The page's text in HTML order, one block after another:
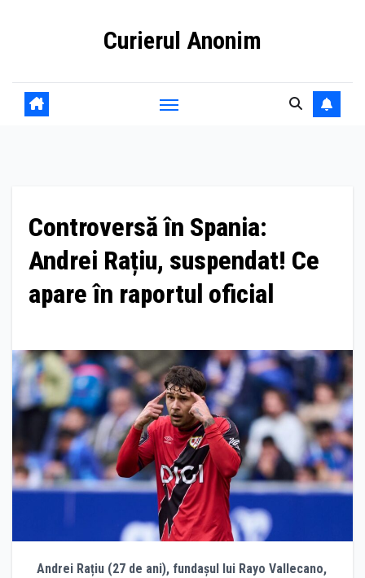
Curierul Anonim
Controversă în Spania:
Andrei Rațiu, suspendat! Ce
apare în raportul oficial
Andrei Rațiu (27 de ani), fundașul lui Rayo Vallecano,